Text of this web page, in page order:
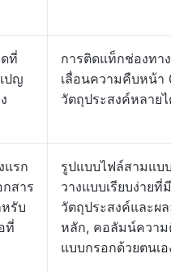
ที่
ปญ
การติดแท็กช่องทา
เลื่อนความคืบหน้า
วัตถุประสงค์หลาย
แรก
กสาร
รับ
ที่
รูปแบบไฟล์สามแบ
วางแบบเรียบง่ายที่มี
วัตถุประสงค์และผ
หลัก, คอลัมน์ควา
แบบกรอกด้วยตนเอ